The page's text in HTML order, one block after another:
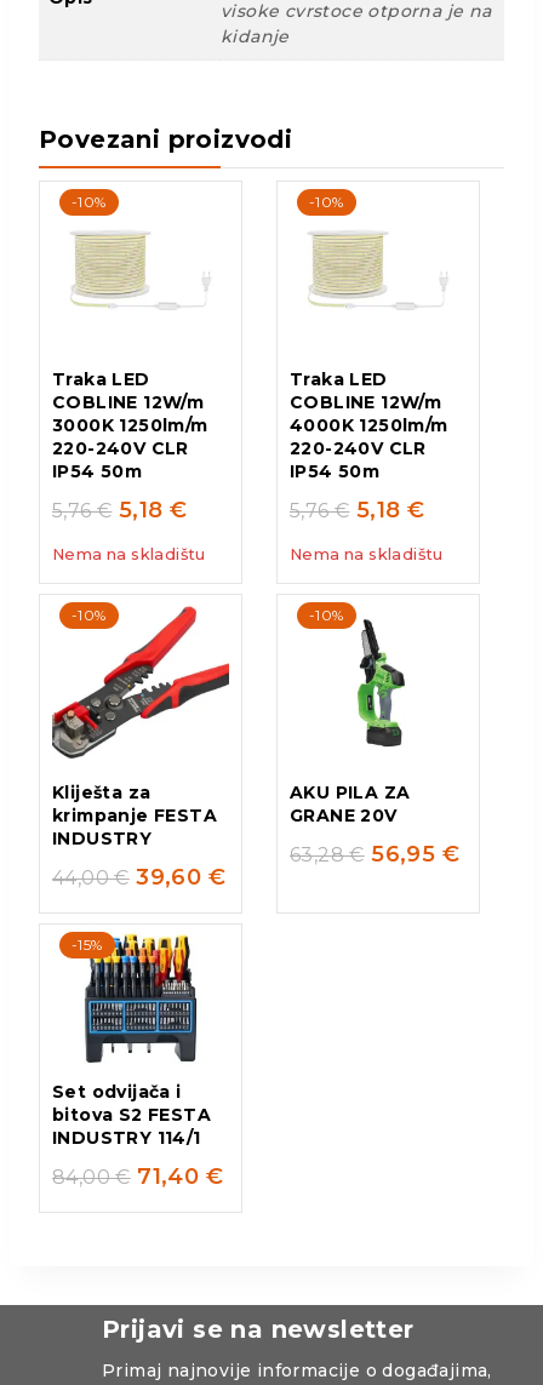
visoke cvrstoce otporna je na
kidanje
Povezani proizvodi
-10%
Traka LED
COBLINE 12W/m
3000K 1250lm/m
220-240V CLR
IP54 50m
5,76€ 5,18 €
Nema na skladištu
-10%
Traka LED
COBLINE 12W/m
4000K 1250lm/m
220-240V CLR
IP54 50m
5,76€ 5,18 €
Nema na skladištu
-10%
Kliješta za
krimpanje FESTA
INDUSTRY
44,00€ 39,60 €
-10%
AKU PILA ZA
GRANE 20V
63,28€ 56,95 €
-15%
Set odvijača i
bitova S2 FESTA
INDUSTRY 114/1
84,00€ 71,40 €
Prijavi se na newsletter
Primaj najnovije informacije o događajima,